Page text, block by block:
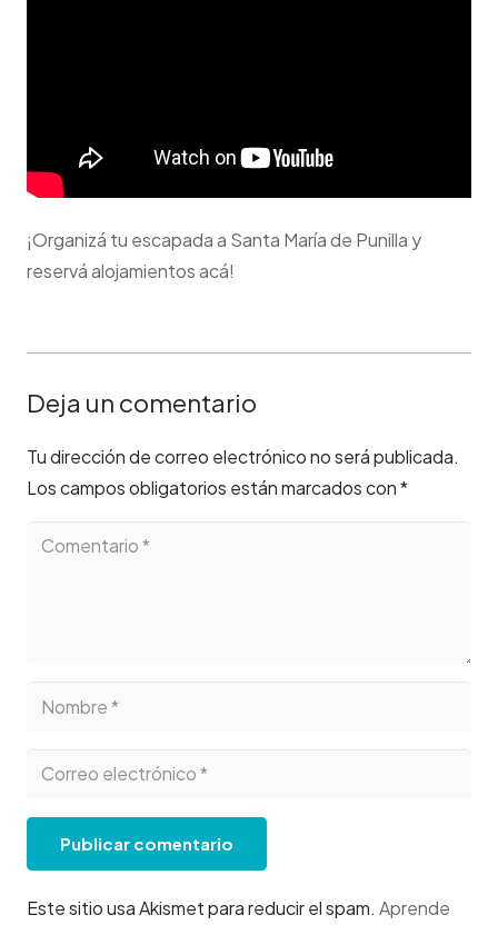
¡Organizá tu escapada a Santa María de Punilla y
reservá alojamientos acá!
Deja un comentario
Tu dirección de correo electrónico no será publicada.
Los campos obligatorios están marcados con*
Publicar comentario
Este sitio usa Akismet para reducir el spam. Aprende